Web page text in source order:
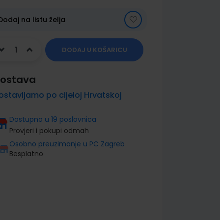
na listu želja
DODAJ U KOŠARICU
po cijeloj Hrvatskoj
Dostupno u 19 poslovnica
Provjeri i pokupi odmah
Osobno preuzimanje u PC Zagreb
Besplatno